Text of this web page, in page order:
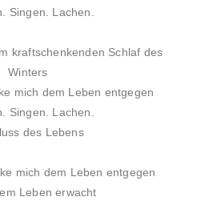
Singen. Lachen.
kraftschenkenden Schlaf des
Winters
mich dem Leben entgegen
Singen. Lachen.
des Lebens
mich dem Leben entgegen
Leben erwacht